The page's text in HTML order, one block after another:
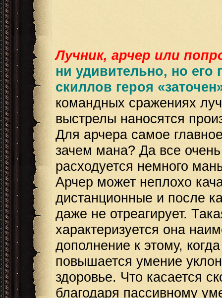
Лучник, арчер или
ни удивительно, но
скиллов героя
командных сражениях
выстрелы наносятся
Для арчера самое
зачем мана? Да все
расходуется немного
Арчер может неплохо
дистанционные и после
даже не отреагирует.
характеризуется она
дополнение к этому,
повышается умение
здоровье. Что касается
благодаря пассивному